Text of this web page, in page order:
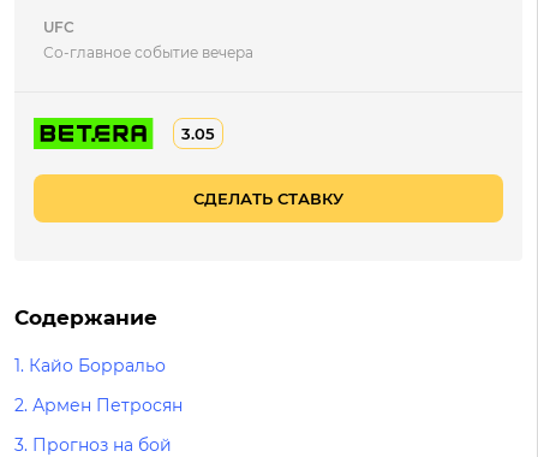
UFC
Со-главное событие вечера
3.05
СДЕЛАТЬ СТАВКУ
Содержание
1. Кайо Борральо
2. Армен Петросян
3. Прогноз на бой